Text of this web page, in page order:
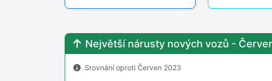
Největší nárusty nových vozů -
Srovnání oproti Červen 2023